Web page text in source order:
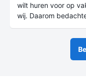
wilt huren voor op
wij. Daarom